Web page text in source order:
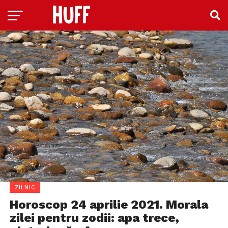
ZILNIC
Horoscop 24 aprilie 2021. Morala
zilei pentru zodii: apa trece,